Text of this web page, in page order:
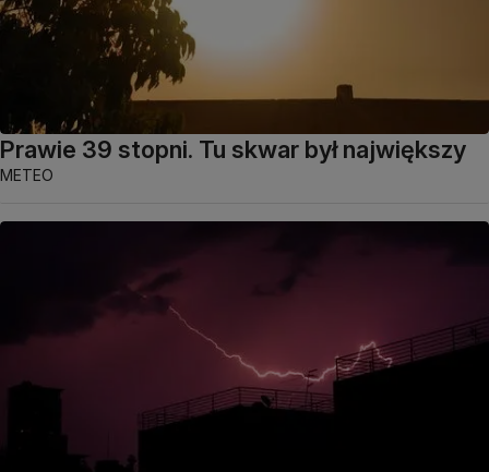
Prawie 39 stopni. Tu skwar był największy
METEO